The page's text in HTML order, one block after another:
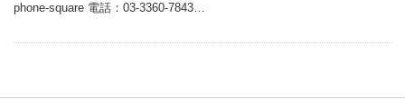
phone-square 電話：03-3360-7843…